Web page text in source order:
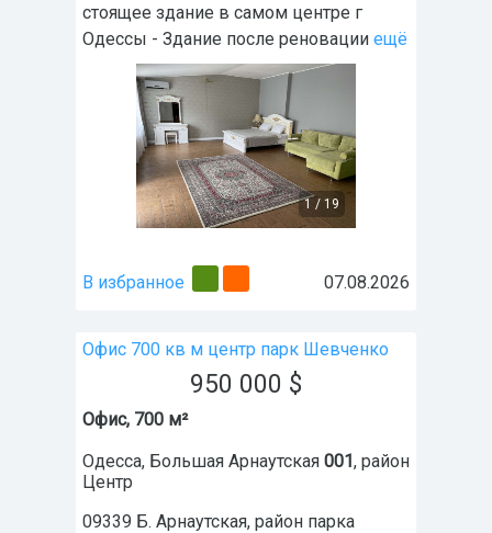
стоящее здание в самом центре г
Одессы - Здание после реновации ещё
1 / 19
В избранное 07.08.2026
Офис 700 кв м центр парк Шевченко
950 000 $
Офис, 700 м²
Одесса, Большая Арнаутская 001, район
Центр
09339 Б. Арнаутская, район парка